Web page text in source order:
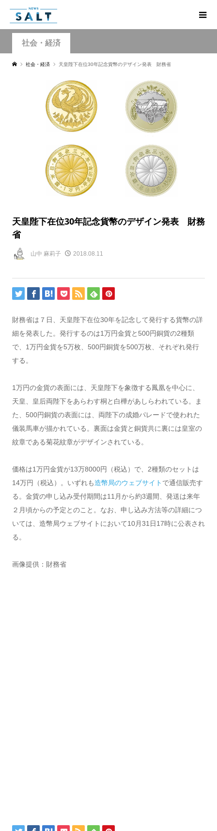
社会・経済
社会・経済 天皇陛下在位30年記念貨幣のデザイン発表 財務省
天皇陛下在位30年記念貨幣のデザイン発表 財務
省
山中 麻莉子 2018.08.11
財務省は７日、天皇陛下在位30年を記念して発行する貨幣の詳
細を発表した。発行するのは1万円金貨と500円銅貨の2種類
で、1万円金貨を5万枚、500円銅貨を500万枚、それぞれ発行
する。
1万円の金貨の表面には、天皇陛下を象徴する鳳凰を中心に、
天皇、皇后両陛下をあらわす桐と白樺があしらわれている。ま
た、500円銅貨の表面には、両陛下の成婚パレードで使われた
儀装馬車が描かれている。裏面は金貨と銅貨共に裏には皇室の
紋章である菊花紋章がデザインされている。
価格は1万円金貨が13万8000円（税込）で、2種類のセットは
14万円（税込）。いずれも造幣局のウェブサイト で通信販売す
る。金貨の申し込み受付期間は11月から約3週間、発送は来年
２月頃からの予定とのこと。なお、申し込み方法等の詳細につ
いては、造幣局ウェブサイトにおいて10月31日17時に公表され
る。
画像提供：財務省